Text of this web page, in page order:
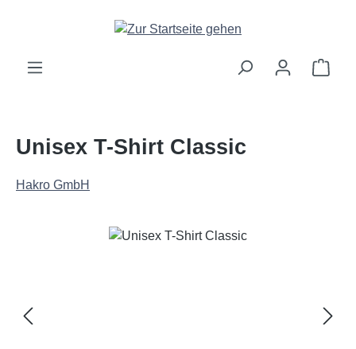
Zum Hauptinhalt springen
Unisex T-Shirt Classic
Hakro GmbH
Bildergalerie überspringen